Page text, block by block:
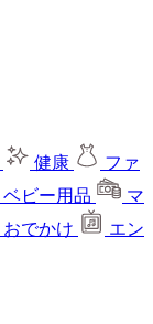
健康
ファ
ベビー用品
マ
おでかけ
エン